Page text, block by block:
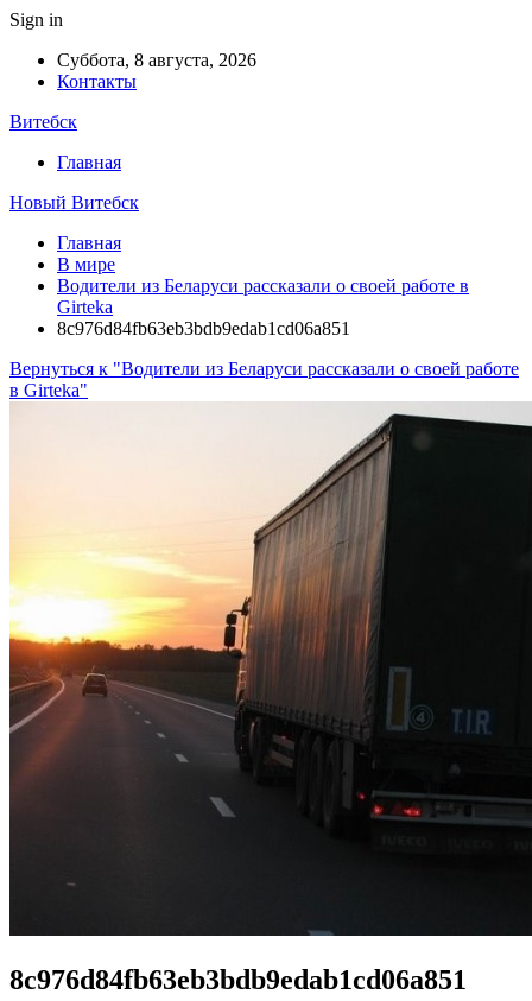
Sign in
Суббота, 8 августа, 2026
Контакты
Витебск
Главная
Новый Витебск
Главная
В мире
Водители из Беларуси рассказали о своей работе в
Girteka
8c976d84fb63eb3bdb9edab1cd06a851
Вернуться к "Водители из Беларуси рассказали о своей работе
в Girteka"
8c976d84fb63eb3bdb9edab1cd06a851